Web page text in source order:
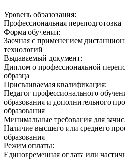
Уровень образования:
Профессиональная переподготовка
Форма обучения:
Заочная с применением
технологий
Выдаваемый документ:
Диплом о профессиональной
образца
Присваиваемая квалификация:
Педагог профессионального
образования и дополнительного
образования
Минимальные требования для
Наличие высшего или среднего
образования
Режим оплаты:
Единовременная оплата или